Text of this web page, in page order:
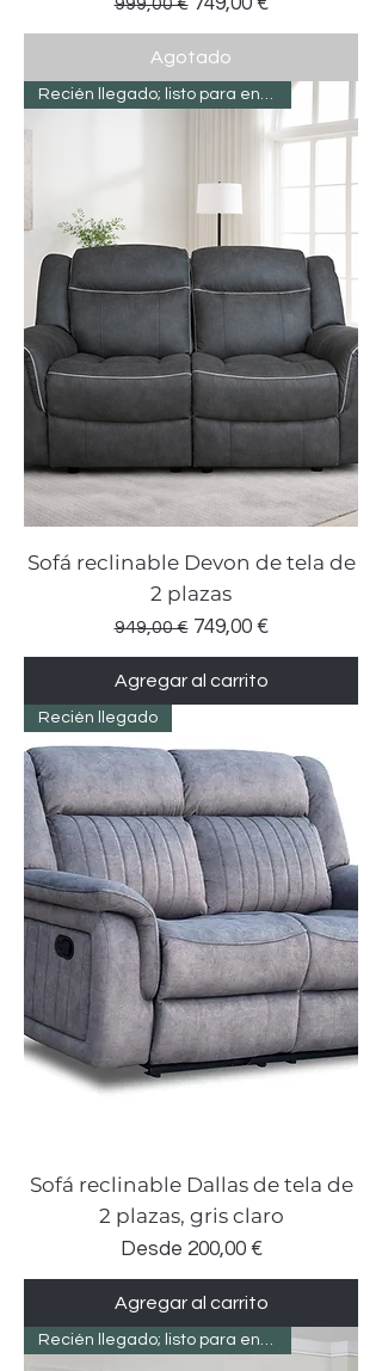
999,00 €
Agotado
Recién llegado; listo para entregar
Sofá reclinable Devon de tela de
2 plazas
Precio
949,00 € Precio de oferta
749,00 €
Agregar al carrito
Recién llegado
Sofá reclinable Dallas de tela de
2 plazas, gris claro
Desde 200,00 €
Precio de oferta
Agregar al carrito
Recién llegado; listo para entregar